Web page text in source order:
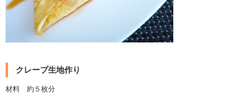
クレープ生地作り
材料 約５枚分